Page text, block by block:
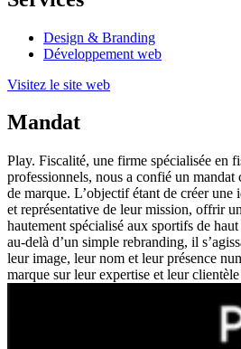
Design & Branding
Développement web
Visitez le site web
Mandat
Play. Fiscalité, une firme spécialisée en
professionnels, nous a confié un
de marque. L’objectif étant de créer une
et représentative de leur mission, offrir
hautement spécialisé aux sportifs de
au-delà d’un simple rebranding, il
leur image, leur nom et leur présence
marque sur leur expertise et leur